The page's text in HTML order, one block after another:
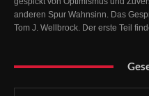
anderen Spur Wahnsinn. Das Gespräch führten Roberto De Lapuente und
Tom J. Wellbrock. Der erste Teil